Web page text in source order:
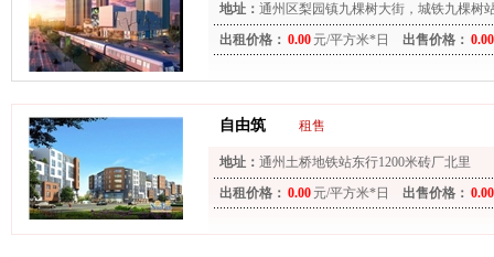
地址： 通州区梨园镇九棵树大街，城铁九棵树
出租价格： 0.00 元/平方米*日 出售价格： 0.00
自由筑 租售
地址： 通州土桥地铁站东行1200米砖厂北里
出租价格： 0.00 元/平方米*日 出售价格： 0.00